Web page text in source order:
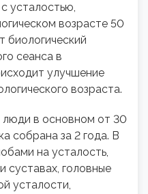
усталостью,
возрасте 50
биологический
сеанса в
улучшение
возраста.
люди в основном от 30
собрана за 2 года. В
на усталость,
суставах, головные
усталости,